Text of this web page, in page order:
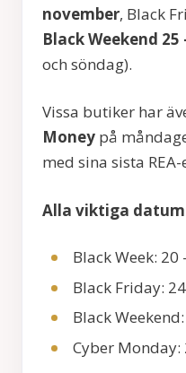
november, Black
Black Weekend
och söndag).
Vissa butiker har
Money på
med sina sista
Alla viktiga
Black Week:
Black Friday:
Black
Cyber